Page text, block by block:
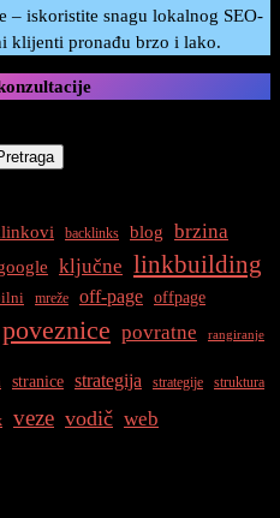
– iskoristite snagu lokalnog SEO-
klijenti pronađu brzo i lako.
backlinks blog brzina
ključne linkbuilding
mreže off-page offpage
poveznice povratne rangiranje
stranice strategija strategije struktura
veze vodič web